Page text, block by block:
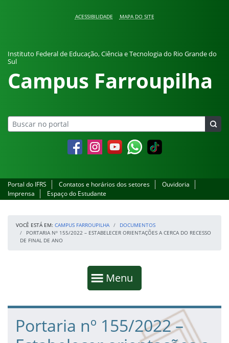
ACESSIBILIDADE MAPA DO SITE
Instituto Federal de Educação, Ciência e Tecnologia do Rio Grande do
Sul
Campus Farroupilha
FacebookInstagramYouTubeWhatsapp
Portal do IFRS Contatos e horários dos setores
Ouvidoria
Imprensa
Espaço do Estudante
VOCÊ ESTÁ EM: CAMPUS FARROUPILHA
DOCUMENTOS
PORTARIA Nº 155/2022 – ESTABELECER ORIENTAÇÕES A CERCA DO RECESSO
DE FINAL DE ANO
Mostrar
Menu
Fim da navegação
Início do conteúdo
Portaria nº 155/2022 –